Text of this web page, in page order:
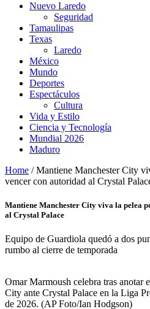
Nuevo Laredo
Seguridad
Tamaulipas
Texas
Laredo
México
Mundo
Deportes
Espectáculos
Cultura
Vida y Estilo
Ciencia y Tecnología
Mundial 2026
Maduro
Home / Mantiene Manchester City
vencer con autoridad al Crystal
Mantiene Manchester City viva la pelea
al Crystal Palace
Equipo de Guardiola quedó a dos
rumbo al cierre de temporada
Omar Marmoush celebra tras anotar
City ante Crystal Palace en la Liga
de 2026. (AP Foto/Ian Hodgson)